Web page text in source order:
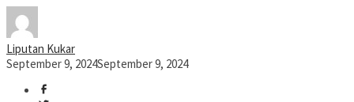
Liputan Kukar
September 9, 2024September 9, 2024